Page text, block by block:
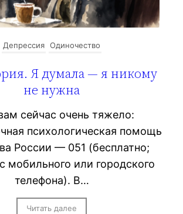
Депрессия Одиночество
Я думала — я никому
не нужна
сейчас очень тяжело:
психологическая помощь
России — 051 (бесплатно;
мобильного или городского
телефона). В…
Читать далее